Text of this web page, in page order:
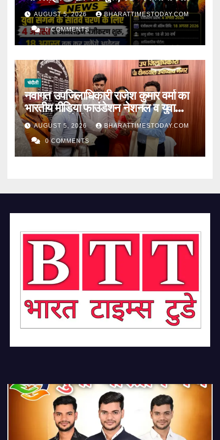
कर सकेंगे आवेदन l
AUGUST 5, 2026 BHARATTIMESTODAY.COM
0 COMMENTS
चंदौली
नवागत उपजिलाधिकारी राजेश कुमार वर्मा का
भारतीय मीडिया फाउंडेशन नेशनल व युवा
भारतीय मंच ने किया भव्य स्वागत l
AUGUST 5, 2026 BHARATTIMESTODAY.COM
0 COMMENTS